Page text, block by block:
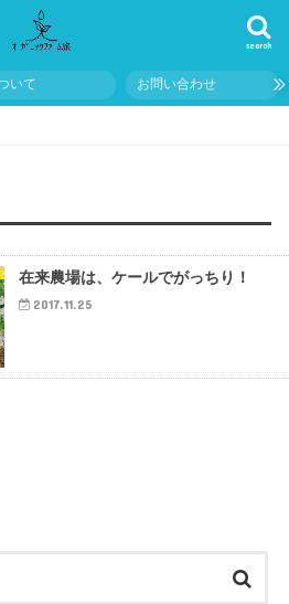
search
いて お問い合わせ
在来農場は、ケールでがっちり！
2017.11.25